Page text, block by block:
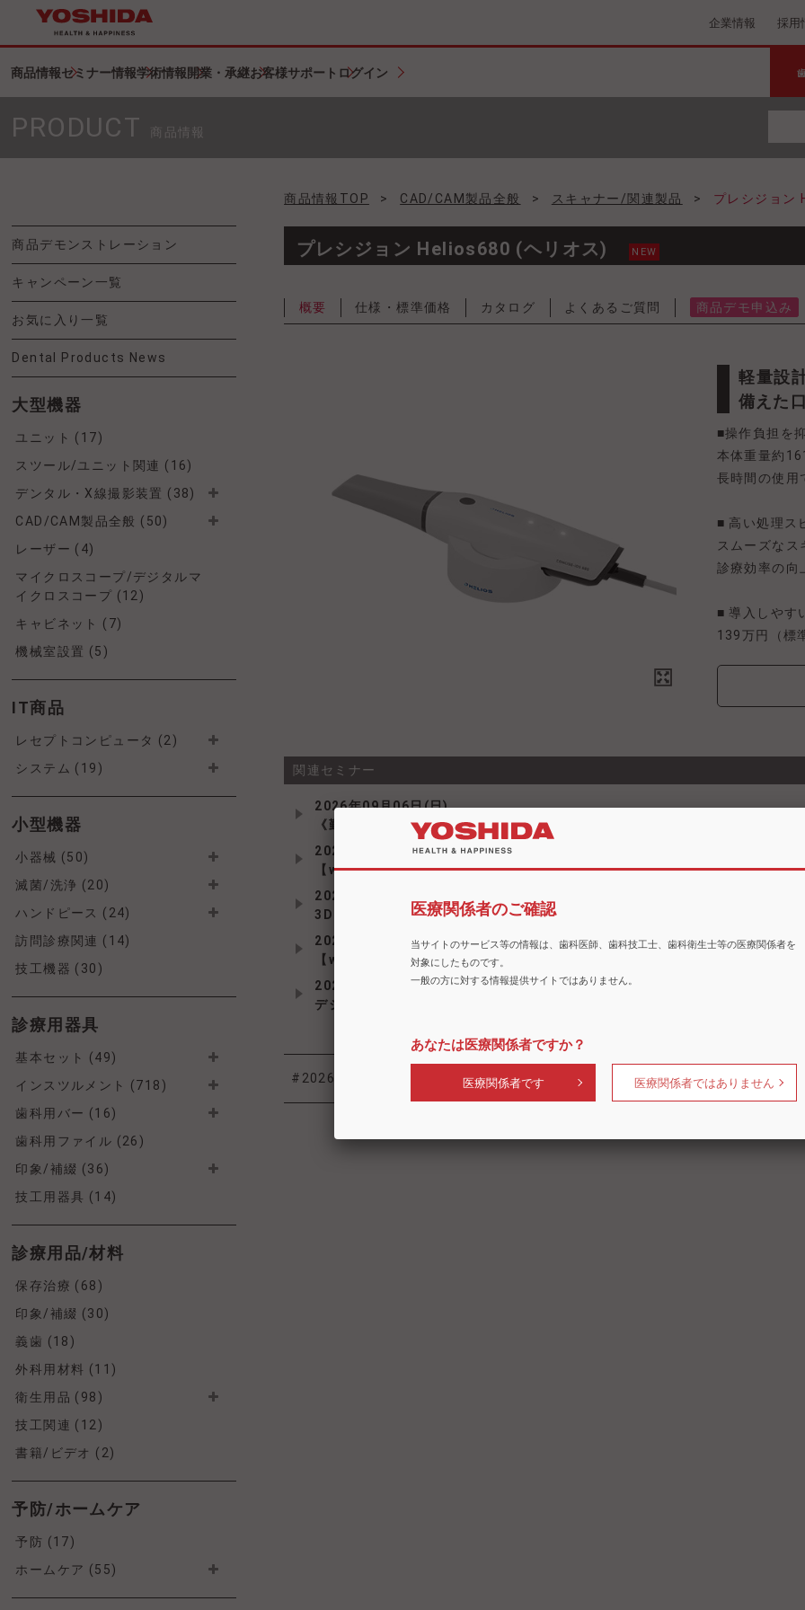
企業情報 採用
商品情報セミナー情報学術情報開業・承継お客様サポート ログイン
PRODUCT 商品情報
商品デモンストレーション
キャンペーン一覧
お気に入り一覧
Dental Products News
大型機器
ユニット (17)
スツール/ユニット関連 (16)
デンタル・X線撮影装置 (38)
CAD/CAM製品全般 (50)
レーザー (4)
マイクロスコープ/デジタルマ
イクロスコープ (12)
キャビネット (7)
機械室設置 (5)
IT商品
レセプトコンピュータ (2)
システム (19)
小型機器
小器械 (50)
滅菌/洗浄 (20)
ハンドピース (24)
訪問診療関連 (14)
技工機器 (30)
診療用器具
基本セット (49)
インスツルメント (718)
歯科用バー (16)
歯科用ファイル (26)
印象/補綴 (36)
技工用器具 (14)
診療用品/材料
保存治療 (68)
印象/補綴 (30)
義歯 (18)
外科用材料 (11)
衛生用品 (98)
技工関連 (12)
書籍/ビデオ (2)
予防/ホームケア
予防 (17)
ホームケア (55)
商品情報TOP > CAD/CAM製品全般 > スキャナー/関連製品 > プレシジョン
プレシジョン Helios680 (ヘリオス) NEW
概要 仕様・標準価格 カタログ よくあるご質問 商品デモ申込み
軽量設計で161g、スムーズな操作性と導入しやすさを
備えた
■操作負担を
本体重量約
長時間の使用
■ 高い処理ス
スムーズなス
診療効率の向
■ 導入しやす
139万円（標
関連セミナー
2026年09月06日(日)
《勤務医限定》開業前に知っておきたい！最新の3D義歯製作 in熊本
2026年09月07日(月) ～ 2026年11月30日(月)
【webセミナー】デジタル印象に対応した形成からIOSを用いたデジタル印象
2026年09月13日(日)
3D nexus in Tokyo 院内IOSと歯科用3Dプリンターの潮流
2026年10月21日(水) ～ 2027年01月20日(水)
【webセミナー】MEDITで始める「みんなのIOS」活用
2026年11月03日(火祝)
デジタル印象に対応した形成からIOSを用いたデジタル印象・セットまで
#2026北海道デンタルショー
医療関係者のご確認
当サイトのサービス等の情報は、歯科医師、歯科技工士、歯科衛生士等の医療関係者を
対象にしたものです。
一般の方に対する情報提供サイトではありません。
あなたは医療関係者ですか？
医療関係者です 医療関係者ではありません